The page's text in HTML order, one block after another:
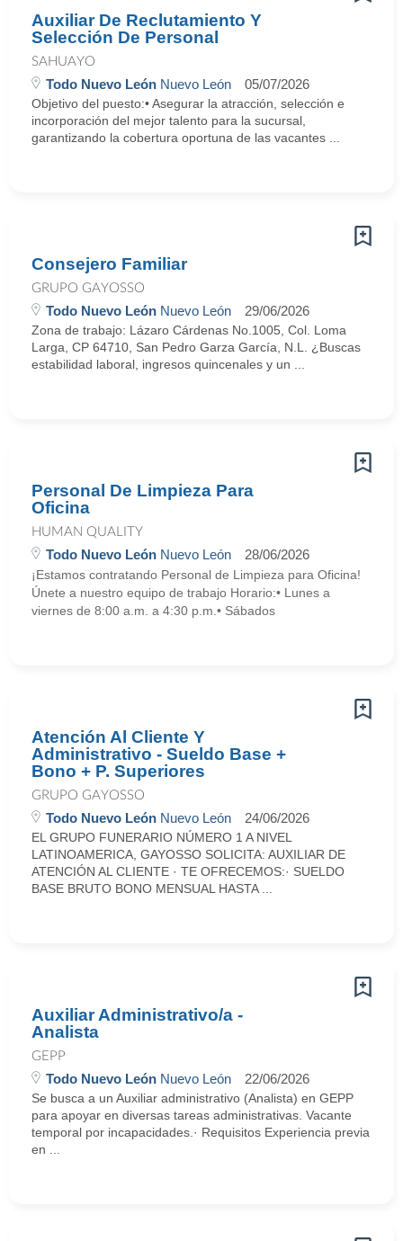
Auxiliar De Reclutamiento Y
Selección De Personal
SAHUAYO
Todo Nuevo León Nuevo León 05/07/2026
Objetivo del puesto:• Asegurar la atracción, selección e
incorporación del mejor talento para la sucursal,
garantizando la cobertura oportuna de las vacantes ...
Consejero Familiar
GRUPO GAYOSSO
Todo Nuevo León Nuevo León 29/06/2026
Zona de trabajo: Lázaro Cárdenas No.1005, Col. Loma
Larga, CP 64710, San Pedro Garza García, N.L. ¿Buscas
estabilidad laboral, ingresos quincenales y un ...
Personal De Limpieza Para
Oficina
HUMAN QUALITY
Todo Nuevo León Nuevo León 28/06/2026
¡Estamos contratando Personal de Limpieza para Oficina!
Únete a nuestro equipo de trabajo Horario:• Lunes a
viernes de 8:00 a.m. a 4:30 p.m.• Sábados
Atención Al Cliente Y
Administrativo - Sueldo Base +
Bono + P. Superiores
GRUPO GAYOSSO
Todo Nuevo León Nuevo León 24/06/2026
EL GRUPO FUNERARIO NÚMERO 1 A NIVEL
LATINOAMERICA, GAYOSSO SOLICITA: AUXILIAR DE
ATENCIÓN AL CLIENTE · TE OFRECEMOS:· SUELDO
BASE BRUTO BONO MENSUAL HASTA ...
Auxiliar Administrativo/a -
Analista
GEPP
Todo Nuevo León Nuevo León 22/06/2026
Se busca a un Auxiliar administrativo (Analista) en GEPP
para apoyar en diversas tareas administrativas. Vacante
temporal por incapacidades.· Requisitos Experiencia previa
en ...